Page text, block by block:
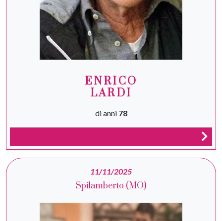
ENRICO
LARDI
di anni 78
11/11/2025
Spilamberto (MO)